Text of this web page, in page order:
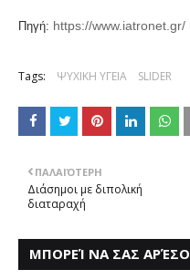
Πηγή: https://www.iatronet.gr/
Tags: ΨΥΧΙΚΗ ΥΓΕΙΑ SLIDER
ΠΑΛΑΙΌΤΕΡΗ
Διάσημοι με διπολική
διαταραχή
ΜΠΟΡΕΊ ΝΑ ΣΑΣ